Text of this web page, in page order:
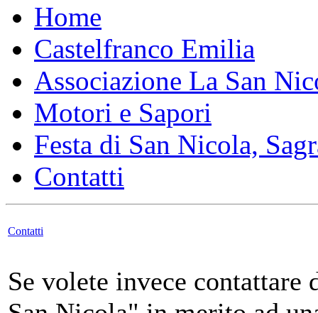
Home
Castelfranco Emilia
Associazione La San
Motori e Sapori
Festa di San Nicola,
Contatti
Contatti
Se volete invece